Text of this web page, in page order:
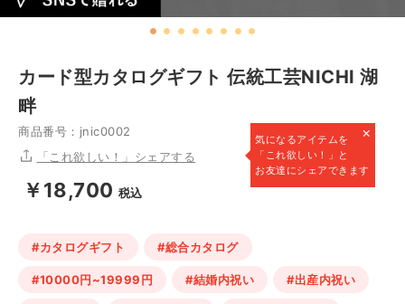
カード型カタログギフト 伝統工芸NICHI 湖
畔
商品番号：jnic0002 ×
気になるアイテムを
「これ欲しい！」と
お友達にシェアできます
「これ欲しい！」シェアする
￥18,700 税込
#カタログギフト #総合カタログ
#10000円~19999円 #結婚内祝い #出産内祝い